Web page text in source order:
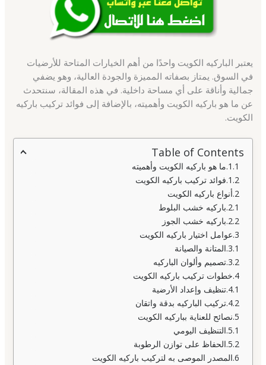
يعتبر الباركيه الكويت واحدًا من أهم الخيارات المتاحة للأرضيات
في السوق. يمتاز بصفاته المميزة والجودة العالية، وهو يضفي
جمالية وأناقة على أي مساحة داخلية. في هذه المقالة، سنتحدث
عن ما هو باركيه الكويت وأهميته، بالإضافة إلى فوائد تركيب باركيه
الكويت.
Table of Contents
ما هو باركيه الكويت وأهميته
فوائد تركيب باركيه الكويت
أنواع باركيه الكويت
باركيه خشب البلوط
باركيه خشب الجوز
عوامل اختيار باركيه الكويت
المتانة والصيانة
تصميم وألوان الباركيه
خطوات تركيب باركيه الكويت
تنظيف وإعداد الأرضية
تركيب الباركيه بدقة واتقان
نصائح للعناية بباركيه الكويت
التنظيف اليومي
الحفاظ على توازن الرطوبة
المصدر الموصى به لتركيب باركيه الكويت